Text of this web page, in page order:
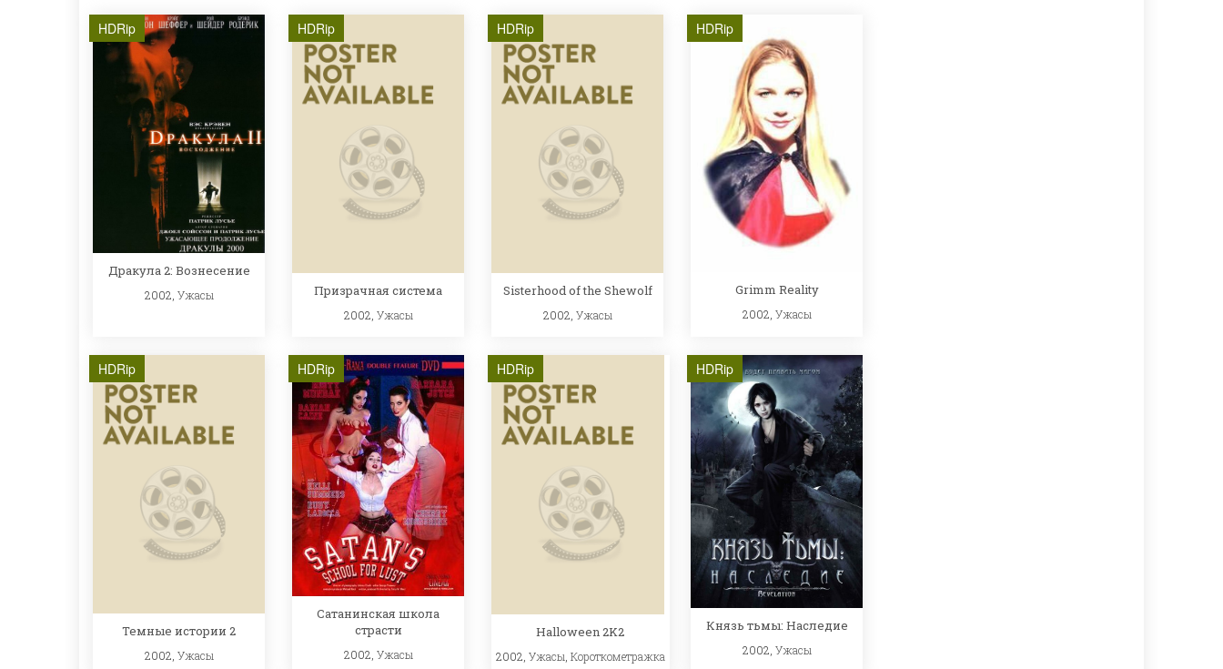
HDRip
Дракула 2: Вознесение
2002, Ужасы
HDRip
Призрачная система
2002, Ужасы
HDRip
Sisterhood of the Shewolf
2002, Ужасы
HDRip
Grimm Reality
2002, Ужасы
HDRip
Темные истории 2
2002, Ужасы
HDRip
Сатанинская школа
страсти
2002, Ужасы
HDRip
Halloween 2K2
2002, Ужасы Короткометражка
HDRip
Князь тьмы: Наследие
2002, Ужасы